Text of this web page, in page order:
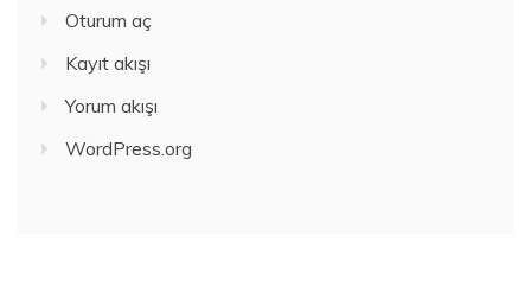
Oturum aç
Kayıt akışı
Yorum akışı
WordPress.org